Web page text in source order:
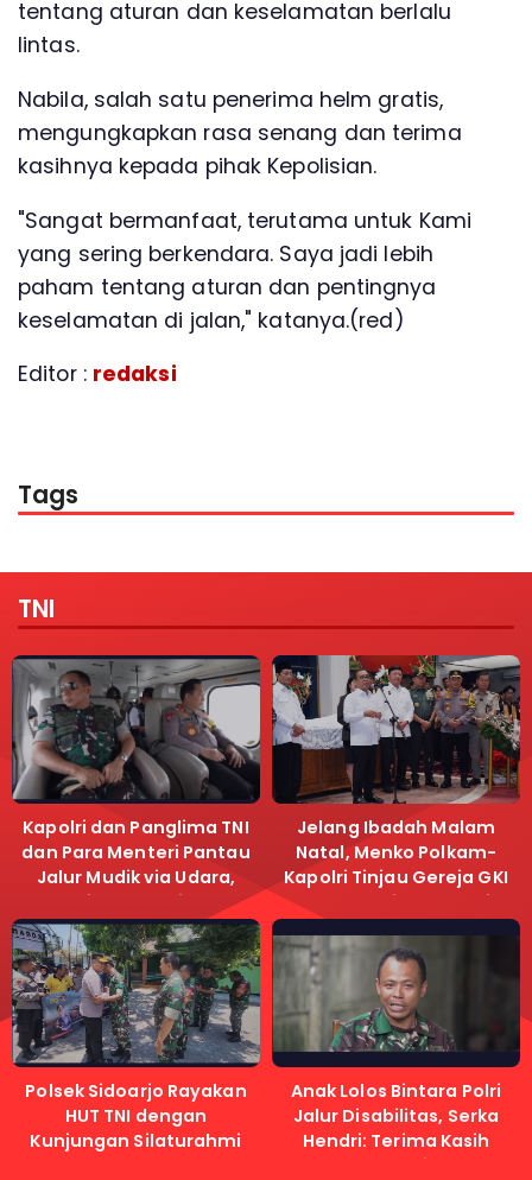
tentang aturan dan keselamatan berlalu
lintas.
Nabila, salah satu penerima helm gratis,
mengungkapkan rasa senang dan terima
kasihnya kepada pihak Kepolisian.
"Sangat bermanfaat, terutama untuk Kami
yang sering berkendara. Saya jadi lebih
paham tentang aturan dan pentingnya
keselamatan di jalan," katanya.(red)
Editor : redaksi
Tags
TNI
Kapolri dan Panglima TNI
dan Para Menteri Pantau
Jalur Mudik via Udara,
Pastikan Lalu Lintas
Lancar
Jelang Ibadah Malam
Natal, Menko Polkam-
Kapolri Tinjau Gereja GKI
Samanhudi dan Gereja
Polsek Sidoarjo Rayakan
HUT TNI dengan
Kunjungan Silaturahmi
Anak Lolos Bintara Polri
Jalur Disabilitas, Serka
Hendri: Terima Kasih
Kapolri